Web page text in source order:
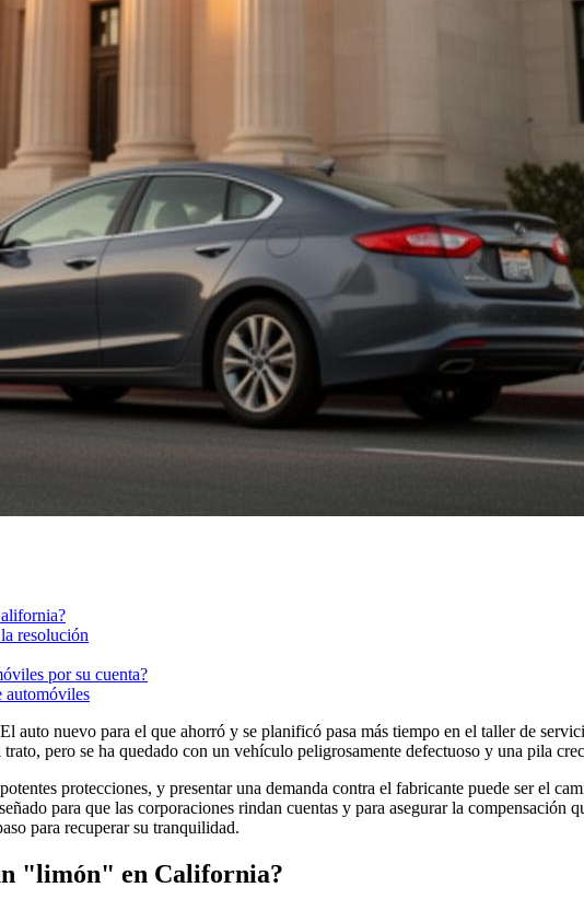
resolución
por su cuenta?
automóviles
auto nuevo para el que ahorró y se planificó pasa más tiempo en el taller de
pero se ha quedado con un vehículo peligrosamente defectuoso y una pila
protecciones, y presentar una demanda contra el fabricante puede ser el
para que las corporaciones rindan cuentas y para asegurar la compensación
para recuperar su tranquilidad.
"limón" en California?